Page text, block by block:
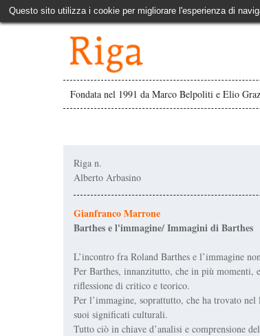
Questo sito utilizza i cookie per migliorare l'esperienza di
Fondata nel 1991 da Marco Belpoliti e Elio
Riga n.
Alberto Arbasino
Gianfranco Marrone
Barthes e l'immagine/ Immagini di Barthes
L’incontro fra Roland Barthes e l’immagine
Per Barthes, innanzitutto, che in più momenti,
riflessione di critico e teorico.
Per l’immagine, soprattutto, che ha trovato
suoi significati culturali.
Tutto ciò in chiave d’analisi e comprensione